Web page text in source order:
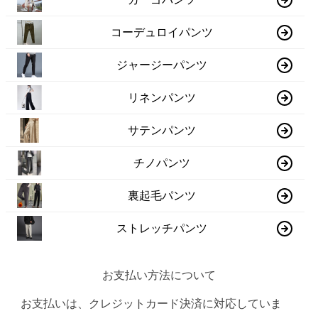
コーデュロイパンツ
ジャージーパンツ
リネンパンツ
サテンパンツ
チノパンツ
裏起毛パンツ
ストレッチパンツ
お支払い方法について
お支払いは、クレジットカード決済に対応していま